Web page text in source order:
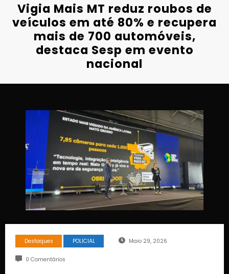
Vigia Mais MT reduz roubos de
veículos em até 80% e recupera
mais de 700 automóveis,
destaca Sesp em evento
nacional
Destaques POLICIAL Maio 29, 2026
0 Comentários